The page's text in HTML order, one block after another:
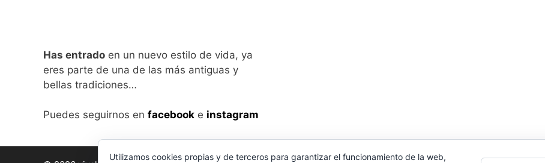
Has entrado en un nuevo estilo de vida, ya
eres parte de una de las más antiguas y
bellas tradiciones…
Puedes seguirnos en facebook e instagram
Utilizamos cookies propias y de terceros para garantizar el funcionamiento de la web,